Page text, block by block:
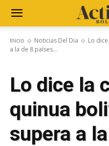
Inicio Noticias Del Dia
Lo
a la de 8 países...
Lo dice la
quinua
supera a